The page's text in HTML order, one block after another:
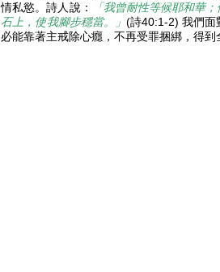
情私慾。詩人說：
「我曾耐性等候耶和華
石上，使我腳步穩當。」 (詩40:1-2) 我們面
必能靠著主戒除心癮，不再受罪捆綁，得到